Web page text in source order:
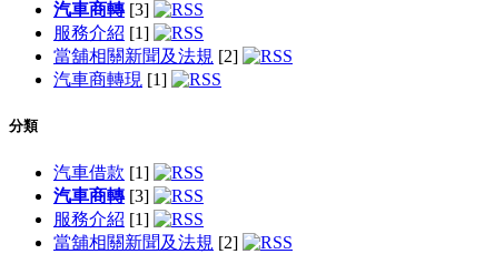
汽車商轉[3]
服務介紹 [1]
當舖相關新聞及法規 [2]
汽車商轉現 [1]
分類
汽車借款 [1]
汽車商轉[3]
服務介紹 [1]
當舖相關新聞及法規 [2]